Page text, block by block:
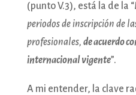
(punto V.3), está la de la “
periodos de inscripción de
profesionales, de acuerdo
internacional vigente”.
A mi entender, la clave